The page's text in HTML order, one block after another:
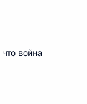
война